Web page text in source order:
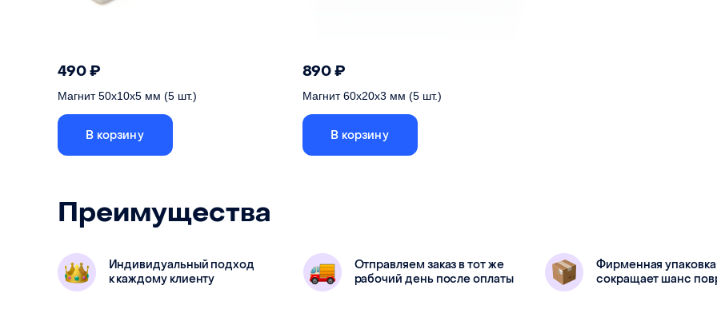
Магнит неодимовый, в комплекте 5 шт.
490₽
Магнит 50х10х5 мм (5 шт.)
В корзину
Магнит неодимовый, в комплекте 5 шт.
890₽
Магнит 60х20х3 мм (5 шт.)
В корзину
Преимущества
Индивидуальный подход
к каждому клиенту
Отправляем заказ в тот же
рабочий день после оплаты
Фирменная упаковка
сокращает шанс